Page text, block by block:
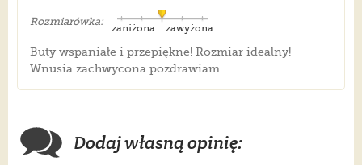
Rozmiarówka:
zawyżona
zaniżona
Buty wspaniałe i przepiękne! Rozmiar idealny!
Wnusia zachwycona pozdrawiam.
Dodaj własną opinię: